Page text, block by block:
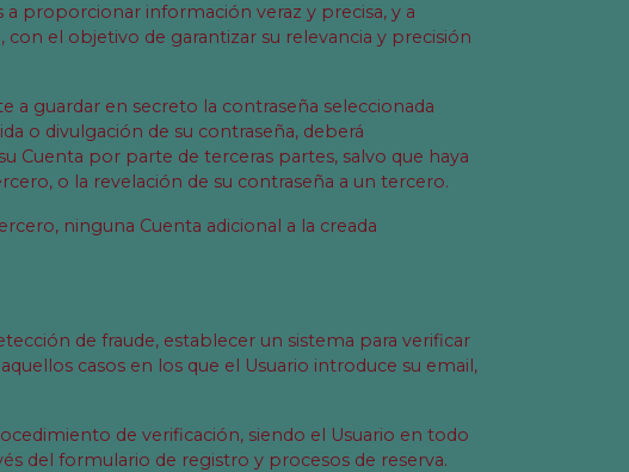
proporcionar información veraz y precisa, y a
el objetivo de garantizar su relevancia y precisión
a guardar en secreto la contraseña seleccionada
o divulgación de su contraseña, deberá
Cuenta por parte de terceras partes, salvo que haya
o la revelación de su contraseña a un tercero.
ninguna Cuenta adicional a la creada
de fraude, establecer un sistema para verificar
casos en los que el Usuario introduce su email,
de verificación, siendo el Usuario en todo
del formulario de registro y procesos de reserva.